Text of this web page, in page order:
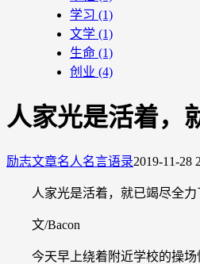
学习 (1)
文学 (1)
生命 (1)
创业 (4)
人家光是活着，
励志文章名人名言语录2019-11-28
人家光是活着，就已竭尽全力
文/Bacon
今天早上绕着附近学校的操场